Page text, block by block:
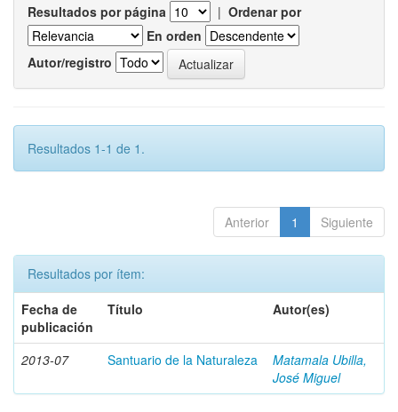
Resultados por página | Ordenar por
En orden
Autor/registro
Resultados 1-1 de 1.
Anterior 1 Siguiente
Resultados por ítem:
Fecha de
publicación
Título Autor(es)
2013-07 Santuario de la Naturaleza
Matamala Ubilla,
José Miguel